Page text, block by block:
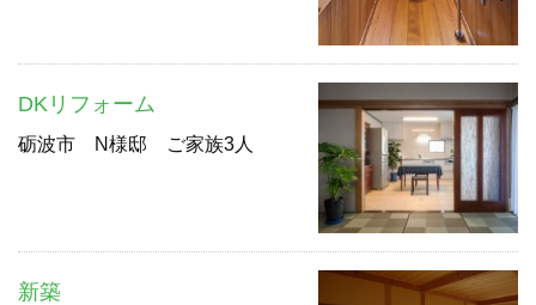
DKリフォーム
砺波市 N様邸 ご家族3人
新築